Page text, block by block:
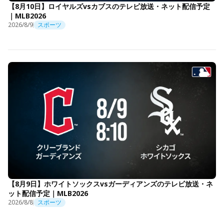
【8月10日】ロイヤルズvsカブスのテレビ放送・ネット配信予定
｜MLB2026
2026/8/9 スポーツ
【8月9日】ホワイトソックスvsガーディアンズのテレビ放送・ネ
ット配信予定｜MLB2026
2026/8/8 スポーツ